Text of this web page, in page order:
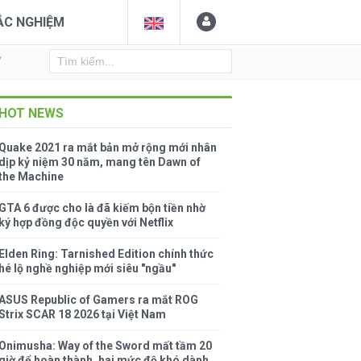
NGHIỆM
NEWS
2021 ra mắt bản mở rộng mới nhân
kỷ niệm 30 năm, mang tên Dawn of
Machine
6 được cho là đã kiếm bộn tiền nhờ
hợp đồng độc quyền với Netflix
Ring: Tarnished Edition chính thức
lộ nghề nghiệp mới siêu "ngầu"
Republic of Gamers ra mắt ROG
SCAR 18 2026 tại Việt Nam
Way of the Sword mất tầm 20